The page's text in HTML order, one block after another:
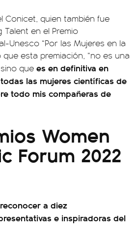
Conicet, quien también fue
Talent en el Premio
Unesco “Por las Mujeres en la
esta premiación, “no es una
que es en definitiva en
las mujeres científicas de
todo mis compañeras de
Women
Forum 2022
reconocer a diez
e inspiradoras del